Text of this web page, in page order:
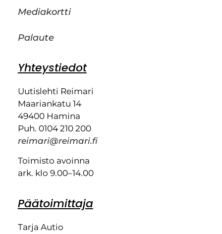
Mediakortti
Palaute
Yhteystiedot
Uutislehti Reimari
Maariankatu 14
49400 Hamina
Puh. 0104 210 200
reimari@reimari.fi
Toimisto avoinna
ark. klo 9.00–14.00
Päätoimittaja
Tarja Autio